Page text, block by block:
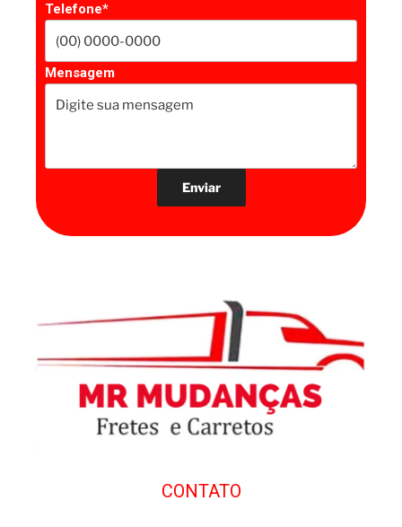
Telefone*
Mensagem
CONTATO